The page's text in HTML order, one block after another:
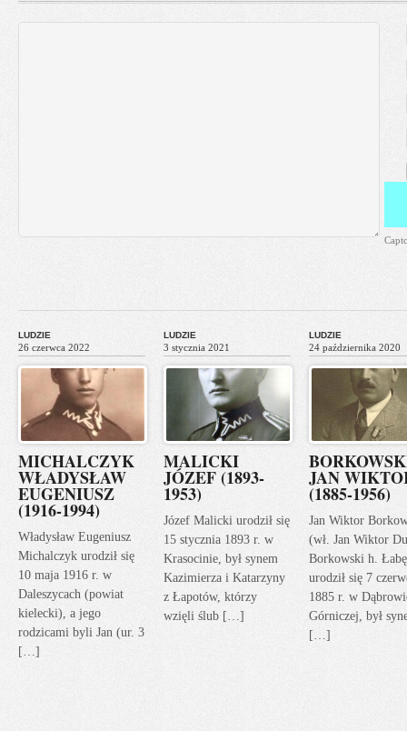
LUDZIE
26 czerwca 2022
MICHALCZYK
WŁADYSŁAW
EUGENIUSZ
(1916-1994)
Władysław Eugeniusz
Michalczyk urodził się
10 maja 1916 r. w
Daleszycach (powiat
kielecki), a jego
rodzicami byli Jan (ur. 3
[…]
LUDZIE
3 stycznia 2021
MALICKI
JÓZEF (1893-
1953)
Józef Malicki urodził się
15 stycznia 1893 r. w
Krasocinie, był synem
Kazimierza i Katarzyny
z Łapotów, którzy
wzięli ślub […]
LUDZIE
24 października 2020
JAN
(1885-1956)
Jan Wiktor
(wł. Jan Wiktor
Borkowski h.
urodził się 7
1885 r. w
Górniczej, był
[…]